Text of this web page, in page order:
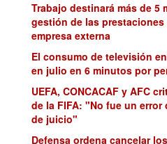
Trabajo destinará más de 5
gestión de las
empresa externa
El consumo de televisión
en julio en 6 minutos por
UEFA, CONCACAF y AFC
de la FIFA: "No fue un
de juicio"
Defensa ordena cancelar